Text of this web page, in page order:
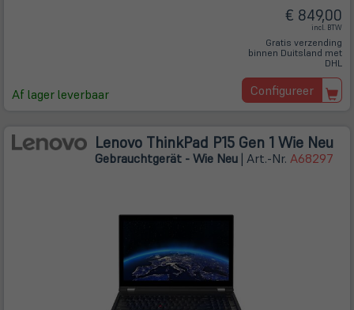
Af lager leverbaar
€ 849,00
incl. BTW
Gratis verzending
binnen Duitsland met
DHL
Configureer
Lenovo ThinkPad P15 Gen 1 Wie Neu
Gebrauchtgerät - Wie Neu | Art.-Nr. A68297